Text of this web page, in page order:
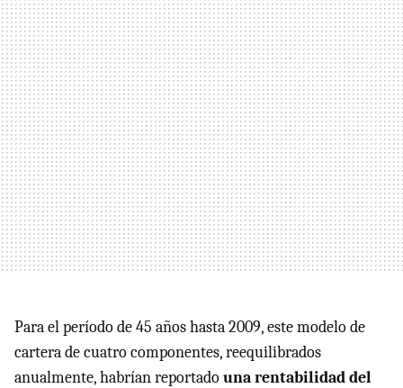
Para el período de 45 años hasta 2009, este modelo de
cartera de cuatro componentes, reequilibrados
anualmente, habrían reportadouna rentabilidad del